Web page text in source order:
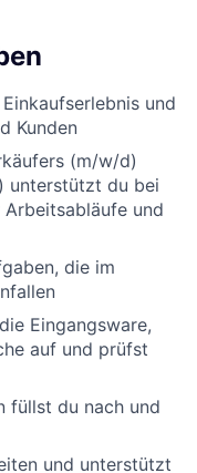
und
Kunden
(m/w/d)
unterstützt du bei
und
die im
Eingangsware,
auf und prüfst
füllst du nach und
und unterstützt